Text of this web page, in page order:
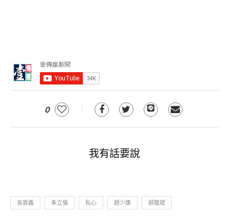
0
我有話要說
吳敦義 朱立倫 私心 趙少康 郝龍斌